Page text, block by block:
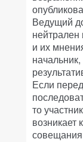
Ведущий
и их
Если
то
возникает